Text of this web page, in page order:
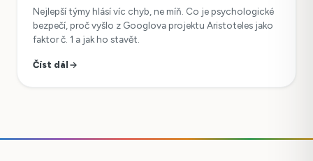
Nejlepší týmy hlásí víc chyb, ne míň. Co je psychologické
bezpečí, proč vyšlo z Googlova projektu Aristoteles jako
faktor č. 1 a jak ho stavět.
Číst dál